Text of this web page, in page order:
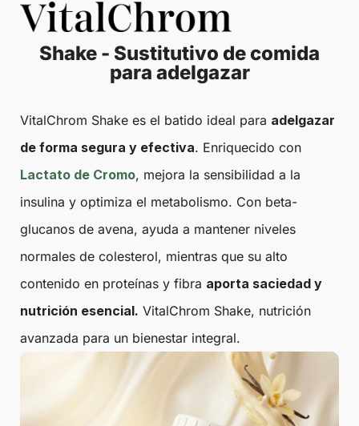
Shake - Sustitutivo de comida
para adelgazar
VitalChrom Shake es el batido ideal para adelgazar
de forma segura y efectiva. Enriquecido con
Lactato de Cromo, mejora la sensibilidad a la
insulina y optimiza el metabolismo. Con beta-
glucanos de avena, ayuda a mantener niveles
normales de colesterol, mientras que su alto
contenido en proteínas y fibra aporta saciedad y
nutrición esencial. VitalChrom Shake, nutrición
avanzada para un bienestar integral.